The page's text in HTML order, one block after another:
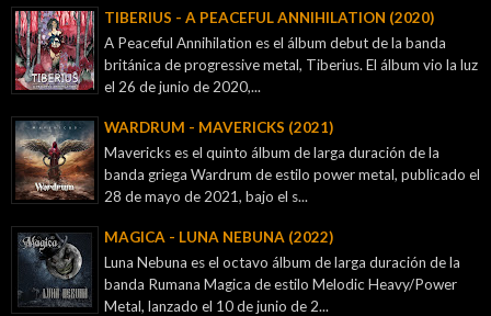
TIBERIUS - A PEACEFUL ANNIHILATION (2020)
A Peaceful Annihilation es el álbum debut de la banda
británica de progressive metal, Tiberius. El álbum vio la luz
el 26 de junio de 2020,...
WARDRUM - MAVERICKS (2021)
Mavericks es el quinto álbum de larga duración de la
banda griega Wardrum de estilo power metal, publicado el
28 de mayo de 2021, bajo el s...
MAGICA - LUNA NEBUNA (2022)
Luna Nebuna es el octavo álbum de larga duración de la
banda Rumana Magica de estilo Melodic Heavy/Power
Metal, lanzado el 10 de junio de 2...